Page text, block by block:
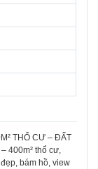
THỔ CƯ – ĐẤT
400m² thổ cư,
bám hồ, view